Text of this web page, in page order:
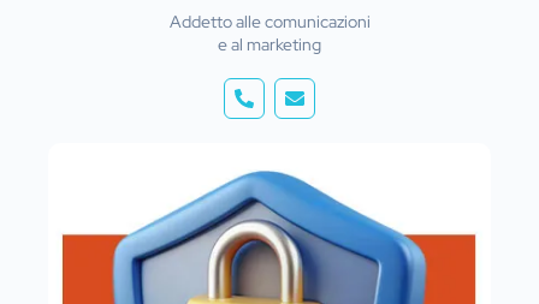
Addetto alle comunicazioni
e al marketing